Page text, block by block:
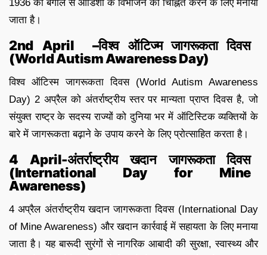
1936 को बंगाल से ओडिशा के विभाजन को चिह्नित करने के लिए मनाया
जाता है।
2nd April –विश्व ऑटिज्म जागरूकता दिवस
(World Autism Awareness Day)
विश्व ऑटिस्म जागरूकता दिवस (World Autism Awareness
Day) 2 अप्रैल को अंतर्राष्ट्रीय स्तर पर मान्यता प्राप्त दिवस है, जो
संयुक्त राष्ट्र के सदस्य राज्यों को दुनिया भर में ऑटिस्टिक व्यक्तियों के
बारे में जागरूकता बढ़ाने के उपाय करने के लिए प्रोत्साहित करता है।
4 April-अंतर्राष्ट्रीय खदान जागरूकता दिवस
(International Day for Mine
Awareness)
4 अप्रैल अंतर्राष्ट्रीय खदान जागरूकता दिवस (International Day
of Mine Awareness) और खदान कार्रवाई में सहायता के लिए मनाया
जाता है। यह बारूदी सुरंगों से नागरिक आबादी की सुरक्षा, स्वास्थ्य और